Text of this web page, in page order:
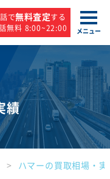
で無料査定する
無料 8:00~22:00
メニュー
績
ハマーの買取相場・